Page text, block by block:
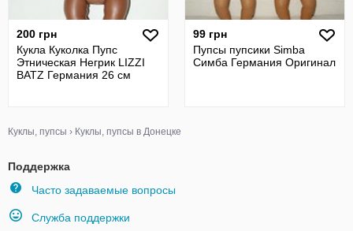
200 грн
Кукла Куколка Пупс
Этническая Негрик LIZZI
BATZ Германия 26 см
99 грн
Пупсы пупсики Simba
Симба Германия Оригинал
Куклы, пупсы › Куклы, пупсы в Донецке
Поддержка
Часто задаваемые вопросы
Служба поддержки